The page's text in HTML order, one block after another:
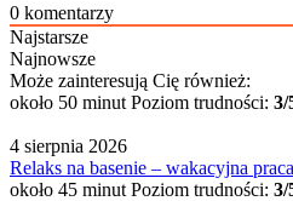
0 komentarzy
Najstarsze
Najnowsze
Może zainteresują Cię również:
około 50 minut Poziom trudności: 3/
4 sierpnia 2026
Relaks na basenie – wakacyjna
około 45 minut Poziom trudności: 3/